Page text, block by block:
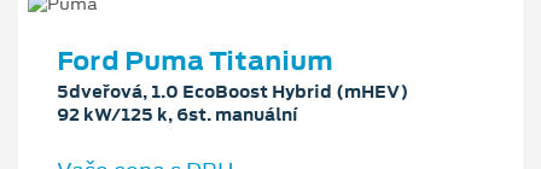
Ford Puma Titanium
5dveřová, 1.0 EcoBoost Hybrid (mHEV)
92 kW/125 k, 6st. manuální